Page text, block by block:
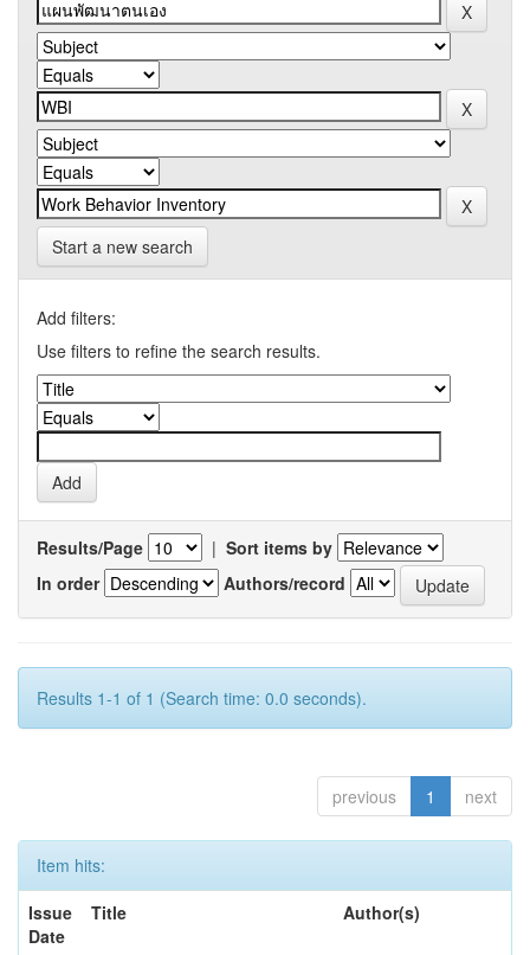
Start a new search
Add filters:
Use filters to refine the search results.
Results/Page | Sort items by
In order
Authors/record
Results 1-1 of 1 (Search time: 0.0 seconds).
previous 1 next
Item hits:
Issue
Date
Title Author(s)